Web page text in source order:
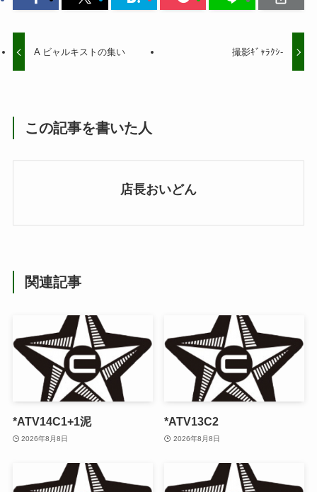
A ビャルキストの集い 撮影ｷﾞｬﾗｸｼ-
この記事を書いた人
店長おいどん
関連記事
*ATV14C1+1泥
2026年8月8日
*ATV13C2
2026年8月8日